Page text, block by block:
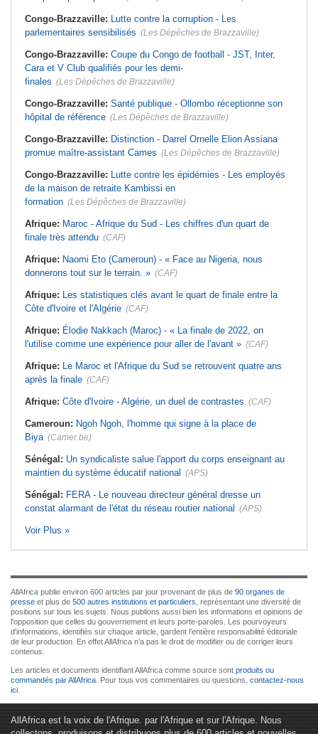
Congo-Brazzaville: Lutte contre la corruption - Les
parlementaires sensibilisés (Les Dépêches de Brazzaville)
Congo-Brazzaville: Coupe du Congo de football - JST, Inter,
Cara et V Club qualifiés pour les demi-
finales (Les Dépêches de Brazzaville)
Congo-Brazzaville: Santé publique - Ollombo réceptionne son
hôpital de référence (Les Dépêches de Brazzaville)
Congo-Brazzaville: Distinction - Darrel Ornelle Elion Assiana
promue maître-assistant Cames (Les Dépêches de Brazzaville)
Congo-Brazzaville: Lutte contre les épidémies - Les employés
de la maison de retraite Kambissi en
formation (Les Dépêches de Brazzaville)
Afrique: Maroc - Afrique du Sud - Les chiffres d'un quart de
finale très attendu (CAF)
Afrique: Naomi Eto (Cameroun) - « Face au Nigeria, nous
donnerons tout sur le terrain. » (CAF)
Afrique: Les statistiques clés avant le quart de finale entre la
Côte d'Ivoire et l'Algérie (CAF)
Afrique: Élodie Nakkach (Maroc) - « La finale de 2022, on
l'utilise comme une expérience pour aller de l'avant » (CAF)
Afrique: Le Maroc et l'Afrique du Sud se retrouvent quatre ans
après la finale (CAF)
Afrique: Côte d'Ivoire - Algérie, un duel de contrastes (CAF)
Cameroun: Ngoh Ngoh, l'homme qui signe à la place de
Biya (Camer.be)
Sénégal: Un syndicaliste salue l'apport du corps enseignant au
maintien du système éducatif national (APS)
Sénégal: FERA - Le nouveau directeur général dresse un
constat alarmant de l'état du réseau routier national (APS)
Voir Plus »
AllAfrica publie environ 600 articles par jour provenant de plus de 90 organes de
presse et plus de 500 autres institutions et particuliers , représentant une diversité de
positions sur tous les sujets. Nous publions aussi bien les informations et opinions de
l'opposition que celles du gouvernement et leurs porte-paroles. Les pourvoyeurs
d'informations, identifiés sur chaque article, gardent l'entière responsabilité éditoriale
de leur production. En effet AllAfrica n'a pas le droit de modifier ou de corriger leurs
contenus.
Les articles et documents identifiant AllAfrica comme source sont produits ou
commandés par AllAfrica . Pour tous vos commentaires ou questions, contactez-nous
ici
AllAfrica est la voix de l'Afrique. par l'Afrique et sur l'Afrique. Nous